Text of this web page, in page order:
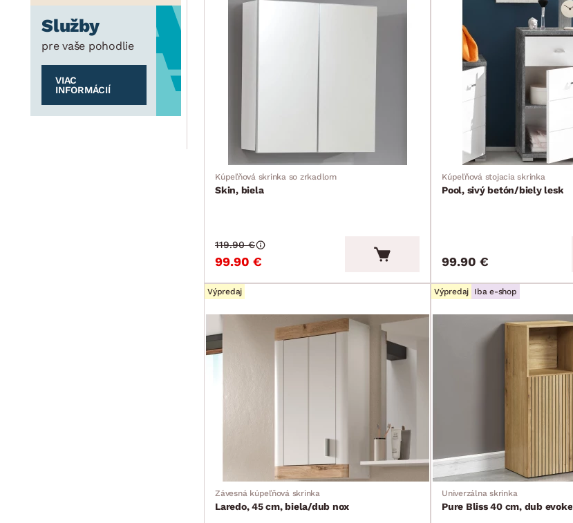
Služby
pre vaše pohodlie
VIAC
INFORMÁCIÍ
Kúpeľňová skrinka so zrkadlom
Skin, biela
99.90 €
119.90 €
Kúpeľňová stojacia skrinka
Pool, sivý betón/biely lesk
99.90 €
Výpredaj
Závesná kúpeľňová skrinka
Laredo, 45 cm, biela/dub nox
Výpredaj Iba e-shop
Univerzálna skrinka
Pure Bliss 40 cm, dub evoke